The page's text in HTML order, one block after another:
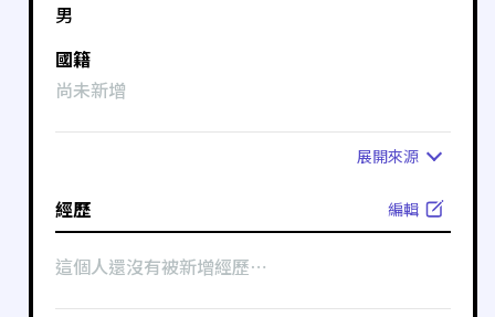
男
國籍
尚未新增
展開來源
經歷 編輯
這個人還沒有被新增經歷⋯